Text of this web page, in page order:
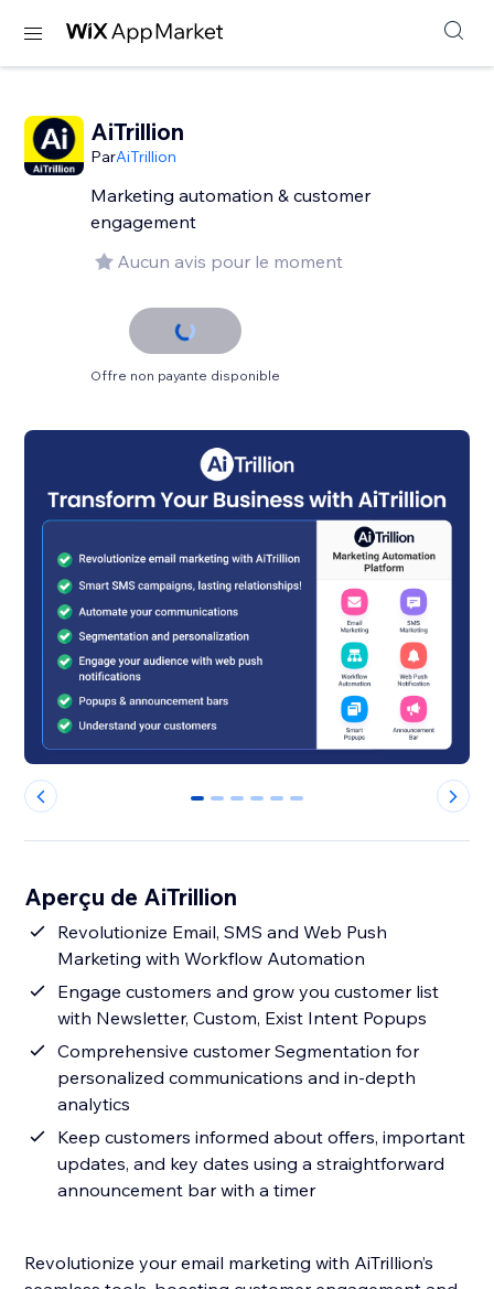
AiTrillion
ParAiTrillion
Marketing automation & customer
engagement
Aucun avis pour le moment
Offre non payante disponible
0 1 2 3 4 5
Aperçu de AiTrillion
Revolutionize Email, SMS and Web Push
Marketing with Workflow Automation
Engage customers and grow you customer list
with Newsletter, Custom, Exist Intent Popups
Comprehensive customer Segmentation for
personalized communications and in-depth
analytics
Keep customers informed about offers, important
updates, and key dates using a straightforward
announcement bar with a timer
Revolutionize your email marketing with AiTrillion’s